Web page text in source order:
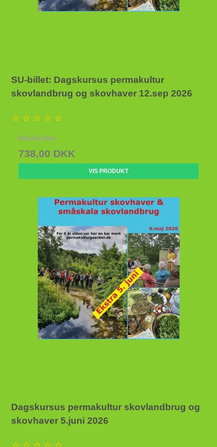
SU-billet: Dagskursus permakultur
skovlandbrug og skovhaver 12.sep 2026
998,00 DKK
738,00 DKK
VIS PRODUKT
Dagskursus permakultur skovlandbrug og
skovhaver 5.juni 2026